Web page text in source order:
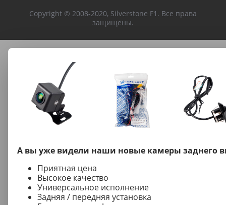
Copyright © 2008-2020, Silverstone F1. Все права
защищены.
А вы уже видели наши новые камеры заднего
Приятная цена
Высокое качество
Универсальное исполнение
Задняя / передняя установка